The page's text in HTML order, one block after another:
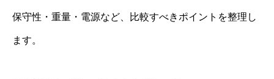
保守性・重量・電源など、比較すべきポイントを整理し
ます。